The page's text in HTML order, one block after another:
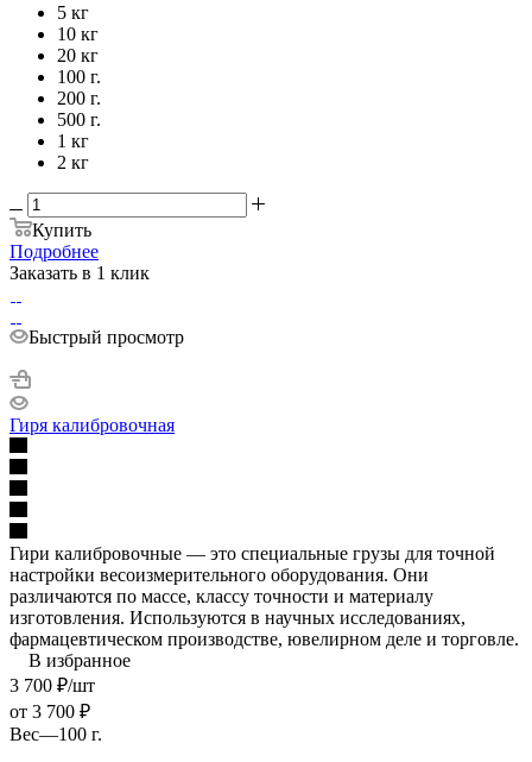
5 кг
10 кг
20 кг
100 г.
200 г.
500 г.
1 кг
2 кг
Купить
Подробнее
Заказать в 1 клик
Быстрый просмотр
Гиря калибровочная
Гири калибровочные — это специальные грузы для точной
настройки весоизмерительного оборудования. Они
различаются по массе, классу точности и материалу
изготовления. Используются в научных исследованиях,
фармацевтическом производстве, ювелирном деле и торговле.
В избранное
3 700 ₽/шт
от 3 700 ₽
Вес—100 г.